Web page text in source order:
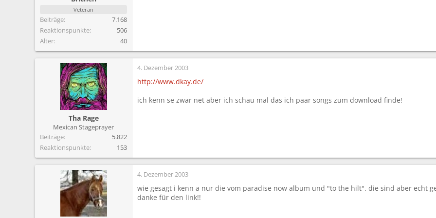
Veteran
Beiträge
7.168
Reaktionspunkte
506
Alter
40
Tha Rage
Mexican Stageprayer
Beiträge
5.822
Reaktionspunkte
153
4. Dezember 2003
http://www.dkay.de/
ich kenn se zwar net aber ich schau mal das ich paar songs zum download finde!
4. Dezember 2003
wie gesagt i kenn a nur die vom paradise now album und "to the hilt". die sind aber echt
danke für den link!!